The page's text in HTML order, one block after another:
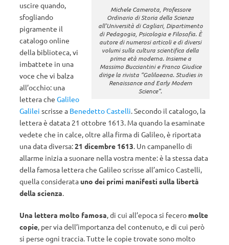
Michele Camerota, Professore
Ordinario di Storia della Scienza
all’Università di Cagliari, Dipartimento
di Pedagogia, Psicologia e Filosofia. È
autore di numerosi articoli e di diversi
volumi sulla cultura scientifica della
prima età moderna. Insieme a
Massimo Bucciantini e Franco Giudice
dirige la rivista “Galilaeana. Studies in
Renaissance and Early Modern
Science”.
uscire quando,
sfogliando
pigramente il
catalogo online
della biblioteca, vi
imbattete in una
voce che vi balza
all’occhio: una
lettera che Galileo
Galilei scrisse a Benedetto Castelli. Secondo il catalogo, la
lettera è datata 21 ottobre 1613. Ma quando la esaminate
vedete che in calce, oltre alla firma di Galileo, è riportata
una data diversa:21 dicembre 1613. Un campanello di
allarme inizia a suonare nella vostra mente: è la stessa data
della famosa lettera che Galileo scrisse all’amico Castelli,
quella considerata uno dei primi manifesti sulla libertà
della scienza.
Una lettera molto famosa, di cui all’epoca si fecero molte
copie, per via dell’importanza del contenuto, e di cui però
si perse ogni traccia. Tutte le copie trovate sono molto